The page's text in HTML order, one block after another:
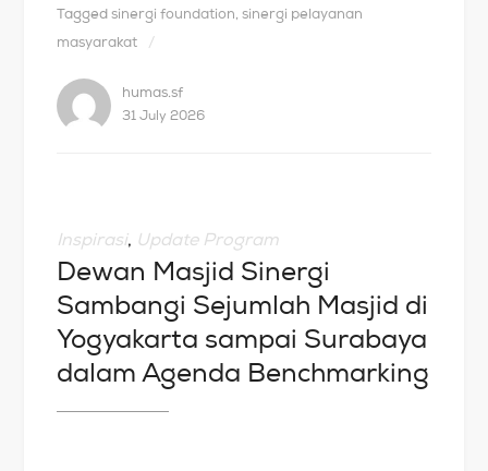
Taggedsinergi foundation,sinergi pelayanan
masyarakat
humas.sf
31 July 2026
Inspirasi, Update Program
Dewan Masjid Sinergi
Sambangi Sejumlah Masjid di
Yogyakarta sampai Surabaya
dalam Agenda Benchmarking